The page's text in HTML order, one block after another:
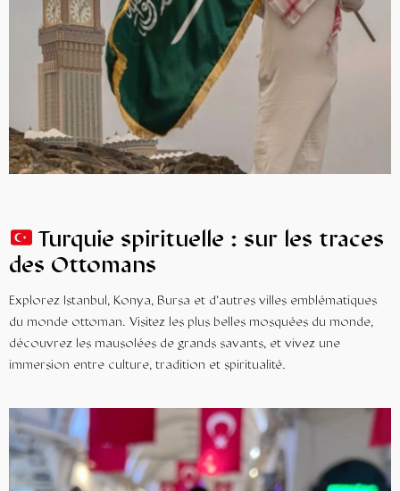
Turquie spirituelle : sur les traces
des Ottomans
Explorez Istanbul, Konya, Bursa et d’autres villes emblématiques
du monde ottoman. Visitez les plus belles mosquées du monde,
découvrez les mausolées de grands savants, et vivez une
immersion entre culture, tradition et spiritualité.